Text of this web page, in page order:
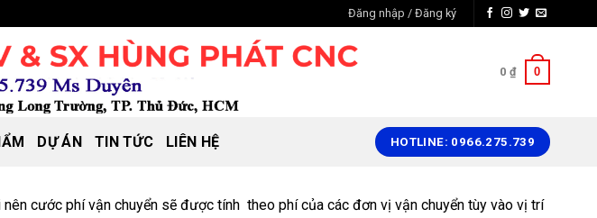
Đăng nhập / Đăng ký
0 ₫ 0
DỰ ÁN TIN TỨC LIÊN HỆ HOTLINE: 0966.275.739
cước phí vận chuyển sẽ được tính theo phí của các đơn vị vận chuyển tùy vào vị trí